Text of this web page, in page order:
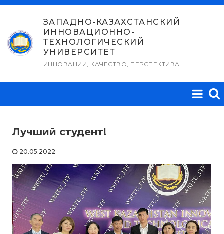
Перейти
содержимому
ЗАПАДНО-КАЗАХСТАНСКИЙ
ИННОВАЦИОННО-
ТЕХНОЛОГИЧЕСКИЙ
УНИВЕРСИТЕТ
ИННОВАЦИИ, КАЧЕСТВО, ПЕРСПЕКТИВА
Лучший студент!
20.05.2022